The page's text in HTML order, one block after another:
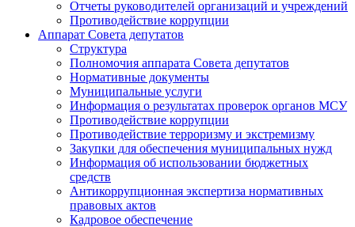
Отчеты руководителей организаций и учреждений
Противодействие коррупции
Аппарат Совета депутатов
Структура
Полномочия аппарата Совета депутатов
Нормативные документы
Муниципальные услуги
Информация о результатах проверок органов МСУ
Противодействие коррупции
Противодействие терроризму и экстремизму
Закупки для обеспечения муниципальных нужд
Информация об использовании бюджетных
средств
Антикоррупционная экспертиза нормативных
правовых актов
Кадровое обеспечение